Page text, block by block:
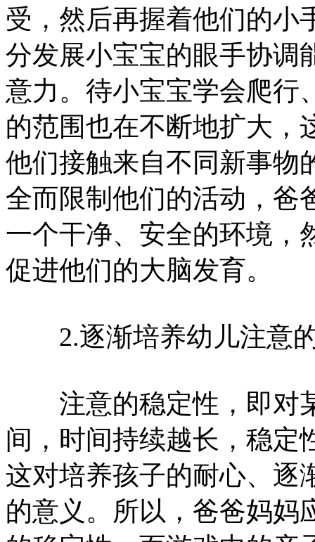
受，然后再握着他们的小
分发展小宝宝的眼手协调
意力。待小宝宝学会爬行
的范围也在不断地扩大，
他们接触来自不同新事物
全而限制他们的活动，爸
一个干净、安全的环境，
促进他们的大脑发育。
2.逐渐培养幼儿注意
注意的稳定性，即对
间，时间持续越长，稳定
这对培养孩子的耐心、逐
的意义。所以，爸爸妈妈